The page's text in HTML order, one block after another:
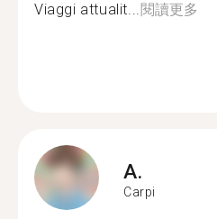
Viaggi attualit...閱讀更多
A.
Carpi